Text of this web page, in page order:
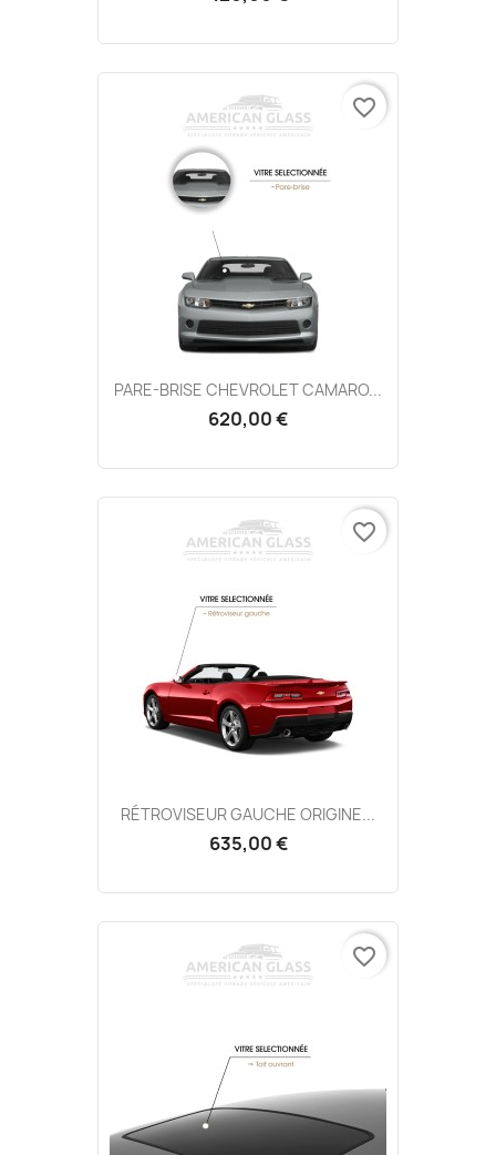
PARE-BRISE CHEVROLET CAMARO...
620,00 €
favorite_border
RÉTROVISEUR GAUCHE ORIGINE...
635,00 €
favorite_border
favorite_border